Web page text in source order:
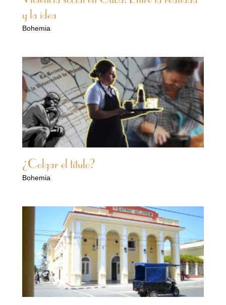
y la idea
Bohemia
¿Colgar el título?
Bohemia